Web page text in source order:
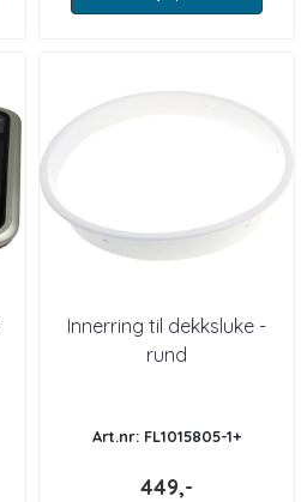
Innerring til dekksluke -
rund
Art.nr: FL1015805-1+
449,-